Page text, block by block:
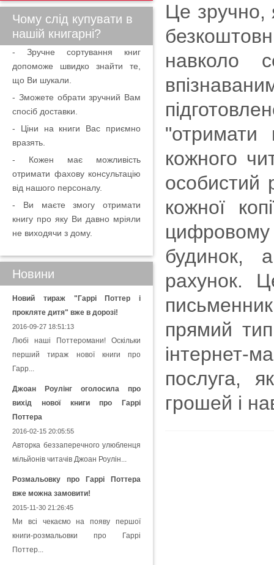
Це зручно,
навколо
кожного
особистий
кожної
цифровому
будинок,
рахунок.
прямий
інтернет-
послуга,
грошей і
Чому слід купувати в
нашій книгарні?
- Зручне сортування книг
допоможе швидко знайти те,
що Ви шукали.
- Зможете обрати зручний Вам
спосіб доставки.
- Ціни на книги Вас приємно
вразять.
- Кожен має можливість
отримати фахову консультацію
від нашого персоналу.
- Ви маєте змогу отримати
книгу про яку Ви давно мріяли
не виходячи з дому.
Новини
Новий тираж "Гаррі Поттер і
прокляте дитя" вже в дорозі!
2016-09-27 18:51:13
Любі наші Поттеромани! Оскільки
перший тираж нової книги про
Гарр...
Джоан Роулінг оголосила про
вихід нової книги про Гаррі
Поттера
2016-02-15 20:05:55
Авторка беззаперечного улюбленця
мільйонів читачів Джоан Роулін...
Розмальовку про Гаррі Поттера
вже можна замовити!
2015-11-30 21:26:45
Ми всі чекаємо на появу першої
книги-розмальовки про Гаррі
Поттер...